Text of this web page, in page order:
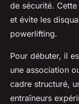
de sécurité.
et évite les
powerlifting.
Pour débuter, il
une association
cadre structuré,
entraîneurs